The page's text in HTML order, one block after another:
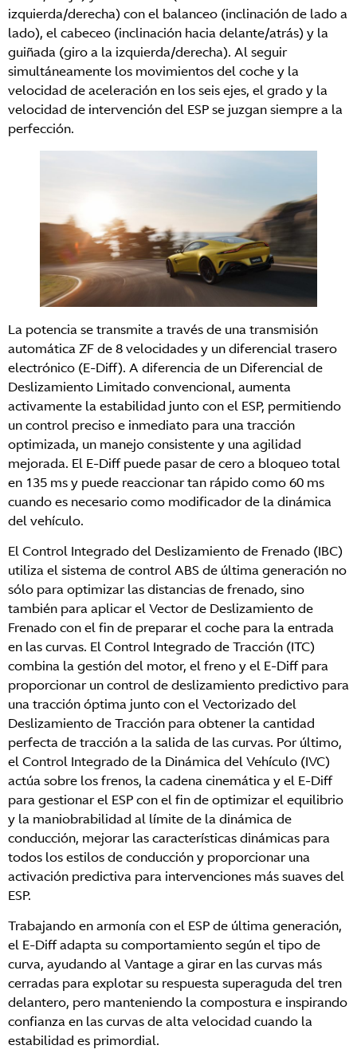
izquierda/derecha) con el balanceo (inclinación de lado a
lado), el cabeceo (inclinación hacia delante/atrás) y la
guiñada (giro a la izquierda/derecha). Al seguir
simultáneamente los movimientos del coche y la
velocidad de aceleración en los seis ejes, el grado y la
velocidad de intervención del ESP se juzgan siempre a la
perfección.
La potencia se transmite a través de una transmisión
automática ZF de 8 velocidades y un diferencial trasero
electrónico (E-Diff). A diferencia de un Diferencial de
Deslizamiento Limitado convencional, aumenta
activamente la estabilidad junto con el ESP, permitiendo
un control preciso e inmediato para una tracción
optimizada, un manejo consistente y una agilidad
mejorada. El E-Diff puede pasar de cero a bloqueo total
en 135 ms y puede reaccionar tan rápido como 60 ms
cuando es necesario como modificador de la dinámica
del vehículo.
El Control Integrado del Deslizamiento de Frenado (IBC)
utiliza el sistema de control ABS de última generación no
sólo para optimizar las distancias de frenado, sino
también para aplicar el Vector de Deslizamiento de
Frenado con el fin de preparar el coche para la entrada
en las curvas. El Control Integrado de Tracción (ITC)
combina la gestión del motor, el freno y el E-Diff para
proporcionar un control de deslizamiento predictivo para
una tracción óptima junto con el Vectorizado del
Deslizamiento de Tracción para obtener la cantidad
perfecta de tracción a la salida de las curvas. Por último,
el Control Integrado de la Dinámica del Vehículo (IVC)
actúa sobre los frenos, la cadena cinemática y el E-Diff
para gestionar el ESP con el fin de optimizar el equilibrio
y la maniobrabilidad al límite de la dinámica de
conducción, mejorar las características dinámicas para
todos los estilos de conducción y proporcionar una
activación predictiva para intervenciones más suaves del
ESP.
Trabajando en armonía con el ESP de última generación,
el E-Diff adapta su comportamiento según el tipo de
curva, ayudando al Vantage a girar en las curvas más
cerradas para explotar su respuesta superaguda del tren
delantero, pero manteniendo la compostura e inspirando
confianza en las curvas de alta velocidad cuando la
estabilidad es primordial.